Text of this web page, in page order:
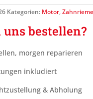
Kategorien: Motor,
bestellen?
morgen reparieren
inkludiert
& Abholung